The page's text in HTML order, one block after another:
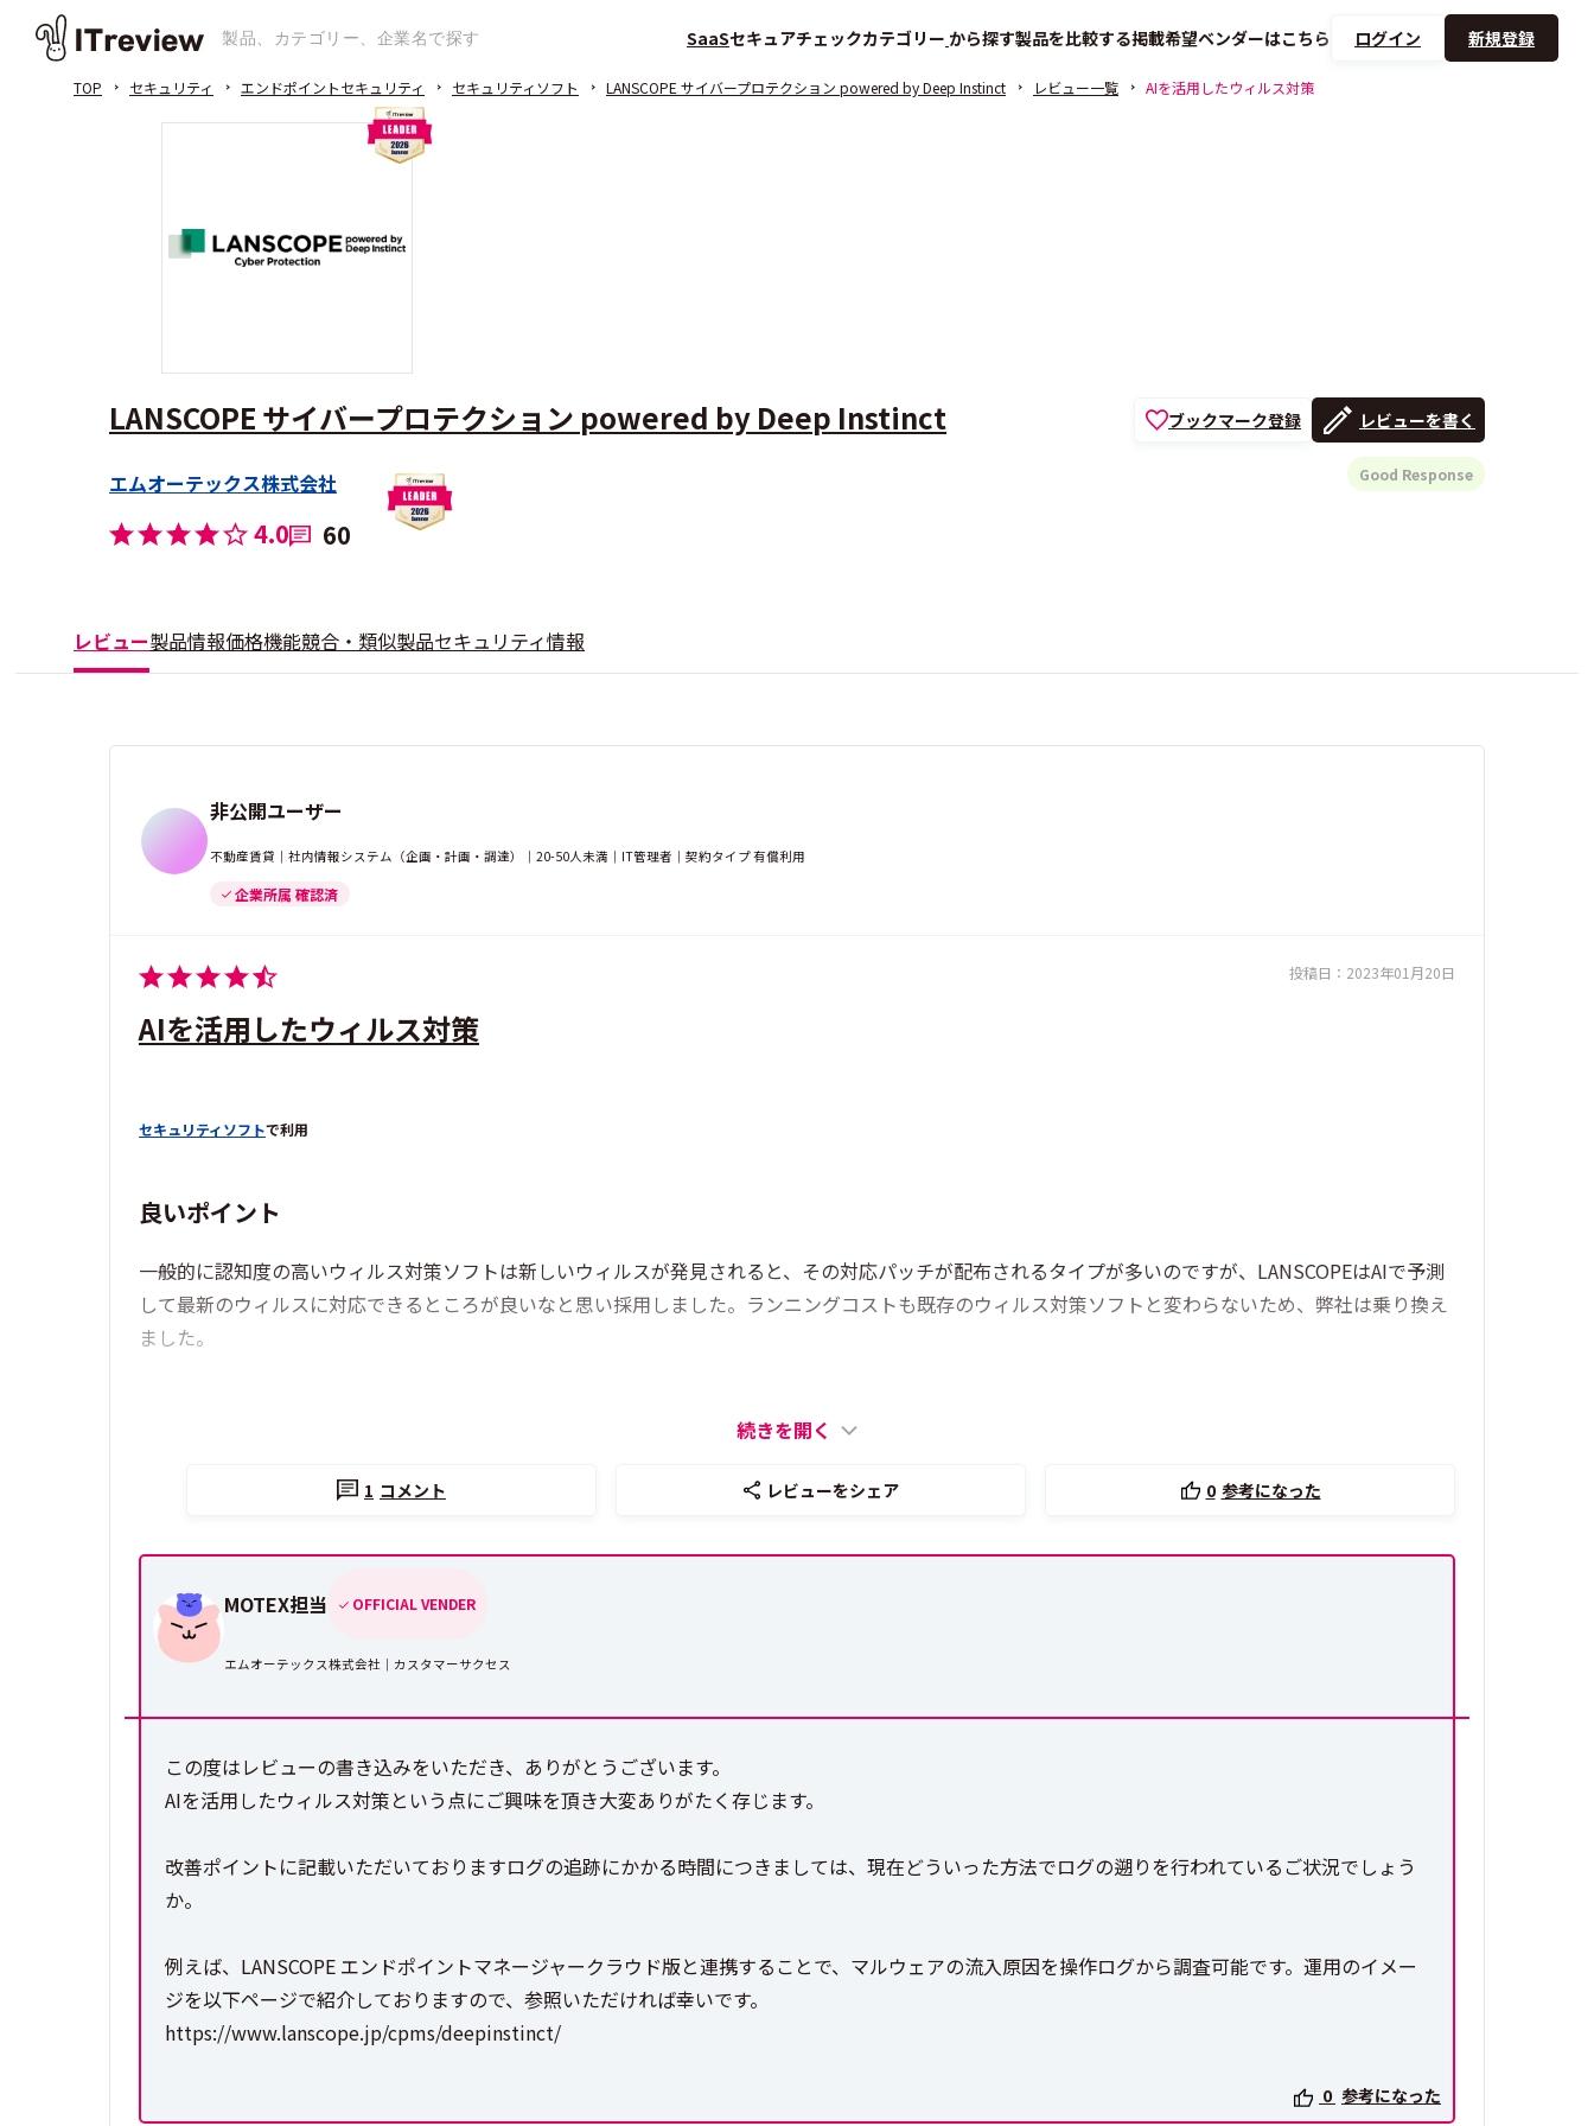
SaaSセキュアチェックカテゴリー から探す製品を比較する掲載希望ベンダーはこちら ログイン 新規登録
TOP セキュリティ エンドポイントセキュリティ セキュリティソフト LANSCOPE サイバープロテクション powered by Deep Instinct レビュー一覧 AIを活用したウィルス対策
LANSCOPE サイバープロテクション powered by Deep Instinct
エムオーテックス株式会社
4.0 60
ブックマーク登録 レビューを書く
Good Response
レビュー製品情報価格機能競合・類似製品セキュリティ情報
非公開ユーザー
不動産賃貸｜社内情報システム（企画・計画・調達）｜20-50人未満｜IT管理者｜契約タイプ 有償利用
企業所属 確認済
投稿日： 2023年01月20日
AIを活用したウィルス対策
セキュリティソフトで利用
良いポイント
一般的に認知度の高いウィルス対策ソフトは新しいウィルスが発見されると、その対応パッチが配布されるタイプが多いのですが、LANSCOPEはAIで予測
して最新のウィルスに対応できるところが良いなと思い採用しました。ランニングコストも既存のウィルス対策ソフトと変わらないため、弊社は乗り換え
ました。
続きを開く
1 コメント レビューをシェア 0 参考になった
MOTEX担当 OFFICIAL VENDER
エムオーテックス株式会社｜カスタマーサクセス
この度はレビューの書き込みをいただき、ありがとうございます。
AIを活用したウィルス対策という点にご興味を頂き大変ありがたく存じます。
改善ポイントに記載いただいておりますログの追跡にかかる時間につきましては、現在どういった方法でログの遡りを行われているご状況でしょう
か。
例えば、LANSCOPE エンドポイントマネージャークラウド版と連携することで、マルウェアの流入原因を操作ログから調査可能です。運用のイメー
ジを以下ページで紹介しておりますので、参照いただければ幸いです。
https://www.lanscope.jp/cpms/deepinstinct/
0 参考になった